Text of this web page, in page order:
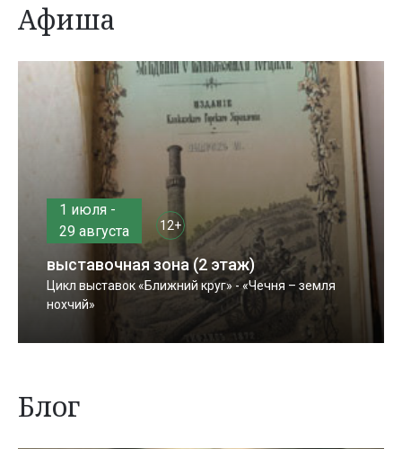
Афиша
1 июля -
29 августа
12+
выставочная зона (2 этаж)
Цикл выставок «Ближний круг» - «Чечня – земля
нохчий»
Блог